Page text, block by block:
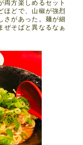
両方楽しめるセット
ほどで、山椒が強烈
さがあった。麺が細
ぜそばと異なるなぁ